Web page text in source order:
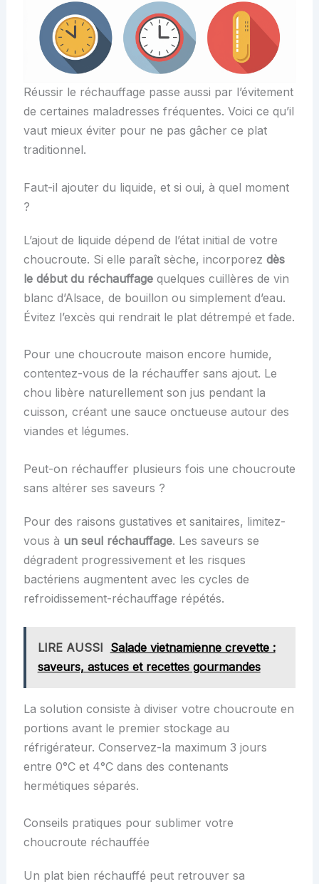
Réussir le réchauffage passe aussi par l’évitement
de certaines maladresses fréquentes. Voici ce qu’il
vaut mieux éviter pour ne pas gâcher ce plat
traditionnel.
Faut-il ajouter du liquide, et si oui, à quel moment
?
L’ajout de liquide dépend de l’état initial de votre
choucroute. Si elle paraît sèche, incorporez dès
le début du réchauffagequelques cuillères de vin
blanc d’Alsace, de bouillon ou simplement d’eau.
Évitez l’excès qui rendrait le plat détrempé et fade.
Pour une choucroute maison encore humide,
contentez-vous de la réchauffer sans ajout. Le
chou libère naturellement son jus pendant la
cuisson, créant une sauce onctueuse autour des
viandes et légumes.
Peut-on réchauffer plusieurs fois une choucroute
sans altérer ses saveurs ?
Pour des raisons gustatives et sanitaires, limitez-
vous à un seul réchauffage. Les saveurs se
dégradent progressivement et les risques
bactériens augmentent avec les cycles de
refroidissement-réchauffage répétés.
LIRE AUSSI Salade vietnamienne crevette :
saveurs, astuces et recettes gourmandes
La solution consiste à diviser votre choucroute en
portions avant le premier stockage au
réfrigérateur. Conservez-la maximum 3 jours
entre 0°C et 4°C dans des contenants
hermétiques séparés.
Conseils pratiques pour sublimer votre
choucroute réchauffée
Un plat bien réchauffé peut retrouver sa